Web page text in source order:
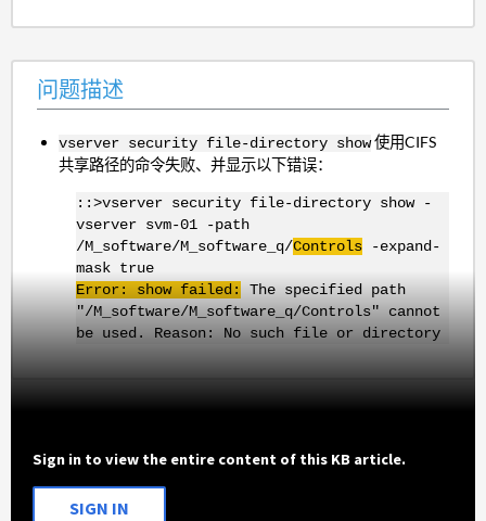
问题描述
vserver security file-directory show使用CIFS
共享路径的命令失败、并显示以下错误：
::>vserver security file-directory show -
vserver svm-01 -path
/M_software/M_software_q/Controls-expand-
mask true
Error: show failed:
The specified path
"/M_software/M_software_q/Controls" cannot
be used. Reason: No such file or directory
Sign in to view the entire content of this KB article.
SIGN IN